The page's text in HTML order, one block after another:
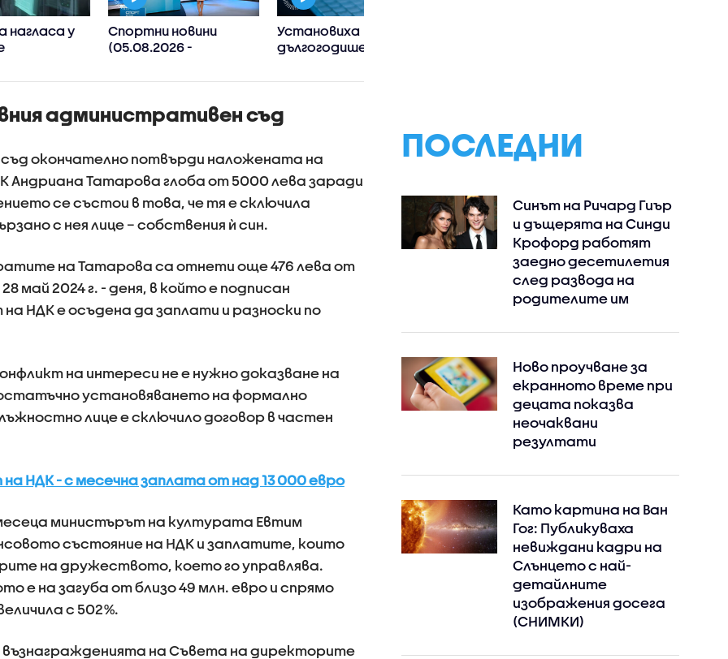
нагласа у
навлязат
Спортни новини
(05.08.2026 -
Установиха
дългогодишен
правителствени
мрежи
административен съд
окончателно потвърди наложената на
Андриана Татарова глоба от 5000 лева заради
се състои в това, че тя е сключила
с нея лице – собствения ѝ син.
на Татарова са отнети още 476 лева от
май 2024 г. - деня, в който е подписан
НДК е осъдена да заплати и разноски по
на интереси не е нужно доказване на
установяването на формално
лице е сключило договор в частен
НДК - с месечна заплата от над 13 000 евро
министърът на културата Евтим
състояние на НДК и заплатите, които
на дружеството, което го управлява.
е на загуба от близо 49 млн. евро и спрямо
с 502%.
на Съвета на директорите
ПОСЛЕДНИ
Синът на Ричард Гиър
и дъщерята на Синди
Крофорд работят
заедно десетилетия
след развода на
родителите им
Ново проучване за
екранното време при
децата показва
неочаквани
резултати
Като картина на Ван
Гог: Публикуваха
невиждани кадри на
Слънцето с най-
детайлните
изображения досега
(СНИМКИ)